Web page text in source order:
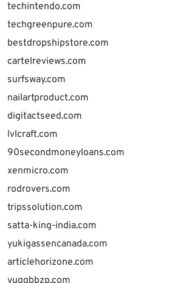
techintendo.com
techgreenpure.com
bestdropshipstore.com
cartelreviews.com
surfsway.com
nailartproduct.com
digitactseed.com
lvlcraft.com
90secondmoneyloans.com
xenmicro.com
rodrovers.com
tripssolution.com
satta-king-india.com
yukigassencanada.com
articlehorizone.com
yuqqbbzp.com